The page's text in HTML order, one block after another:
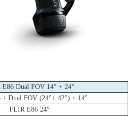
Dual FOV 14° + 24°
Dual FOV (24°+ 42°) + 14°
FLIR E86 24°